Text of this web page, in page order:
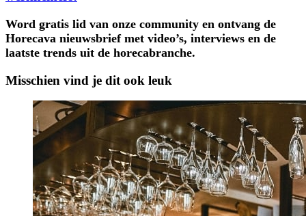
Word gratis lid van onze community en ontvang de
Horecava nieuwsbrief met video’s, interviews en de
laatste trends uit de horecabranche.
Misschien vind je dit ook leuk